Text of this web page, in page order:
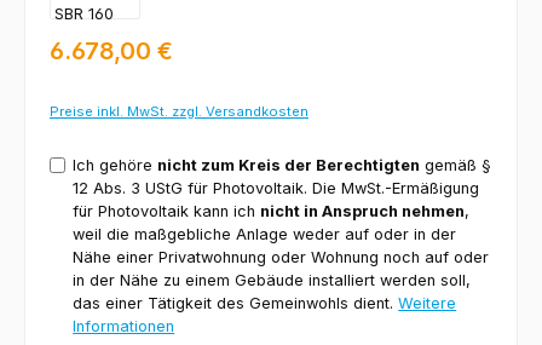
Regulärer Preis:
6.678,00 €
Preise inkl. MwSt. zzgl. Versandkosten
Ich gehöre nicht zum Kreis der Berechtigten gemäß §
12 Abs. 3 UStG für Photovoltaik. Die MwSt.-Ermäßigung
für Photovoltaik kann ich nicht in Anspruch nehmen,
weil die maßgebliche Anlage weder auf oder in der
Nähe einer Privatwohnung oder Wohnung noch auf oder
in der Nähe zu einem Gebäude installiert werden soll,
das einer Tätigkeit des Gemeinwohls dient.Weitere
Informationen